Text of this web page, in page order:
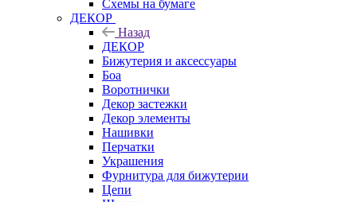
Схемы на бумаге
ДЕКОР
Назад
ДЕКОР
Бижутерия и аксессуары
Боа
Воротнички
Декор застежки
Декор элементы
Нашивки
Перчатки
Украшения
Фурнитура для бижутерии
Цепи